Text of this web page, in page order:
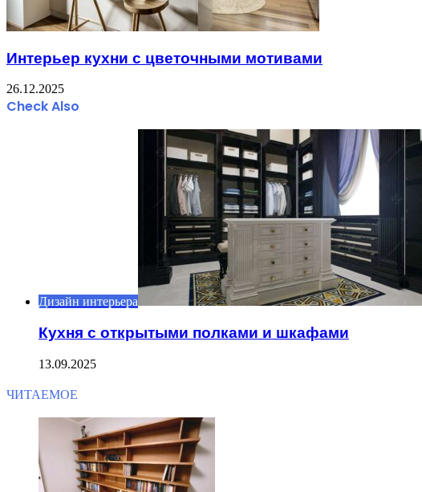
Интерьер кухни с цветочными мотивами
26.12.2025
Check Also
Дизайн интерьера
Кухня с открытыми полками и шкафами
13.09.2025
ЧИТАЕМОЕ